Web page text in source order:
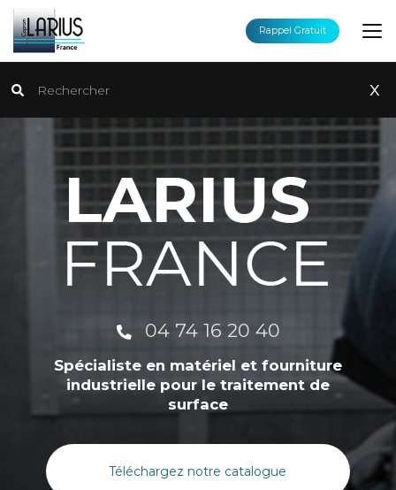
Aller
au
contenu
principal
Rechercher
x
Rappel Gratuit
04 74 16 20 40
Spécialiste en matériel et fourniture
industrielle pour le traitement de
surface
Téléchargez notre catalogue